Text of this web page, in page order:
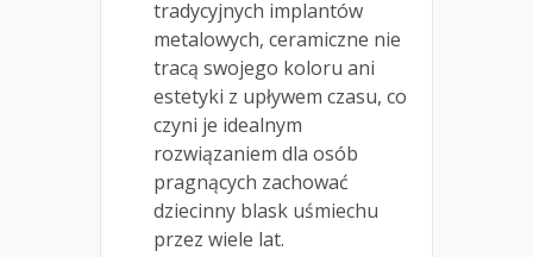
tradycyjnych implantów
metalowych, ceramiczne nie
tracą swojego koloru ani
estetyki z upływem czasu, co
czyni je idealnym
rozwiązaniem dla osób
pragnących zachować
dziecinny blask uśmiechu
przez wiele lat.